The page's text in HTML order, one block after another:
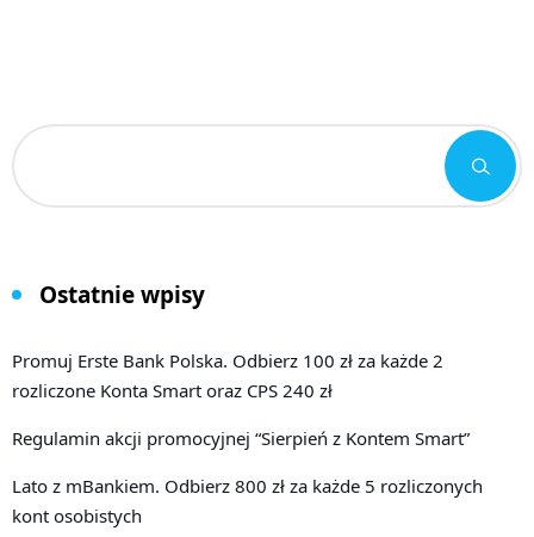
Ostatnie wpisy
Promuj Erste Bank Polska. Odbierz 100 zł za każde 2
rozliczone Konta Smart oraz CPS 240 zł
Regulamin akcji promocyjnej “Sierpień z Kontem Smart”
Lato z mBankiem. Odbierz 800 zł za każde 5 rozliczonych
kont osobistych